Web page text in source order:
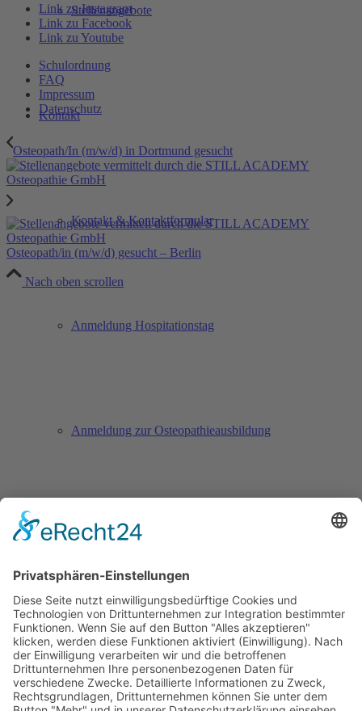
Stellenangebote
Kontakt
Kontakt & Kontaktformular
Anmeldung Hospitationstag
Anmeldung zur Osteopathieausbildung
Anmeldung zur Säuglingssprechstunde
Downloads
Link zu Instagram
Link zu Facebook
Link zu Youtube
Schulordnung
FAQ
Impressum
Datenschutz
Osteopath/In (m/w/d) in Dortmund gesucht
Osteopath/in (m/w/d) gesucht – Berlin
Nach oben scrollen